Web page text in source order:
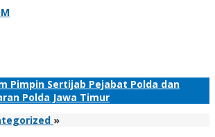
Pimpin Sertijab Pejabat Polda dan
Polda Jawa Timur
»Tak